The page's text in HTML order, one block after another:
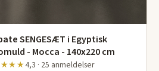
SENGESÆT i Egyptisk
- Mocca - 140x220 cm
4,3 · 25 anmeldelser